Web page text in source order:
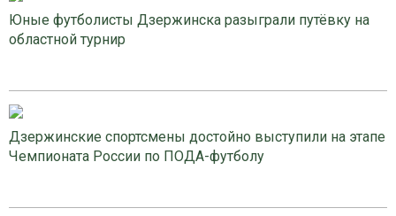
Юные футболисты Дзержинска разыграли путёвку на
областной турнир
Дзержинские спортсмены достойно выступили на этапе
Чемпионата России по ПОДА-футболу